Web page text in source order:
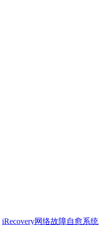
iRecovery网络故障自愈系统